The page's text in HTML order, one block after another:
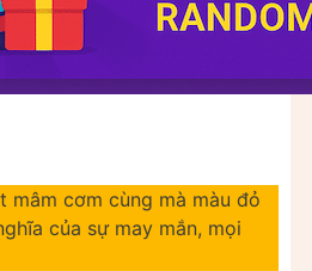
mâm cơm cùng mà màu đỏ
của sự may mắn, mọi